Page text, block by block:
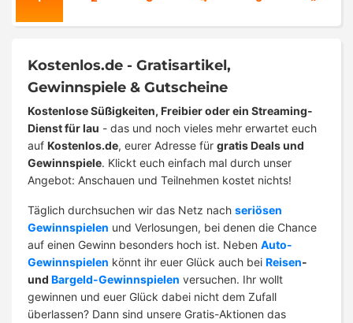
Kostenlos.de - Gratisartikel,
Gewinnspiele & Gutscheine
Kostenlose Süßigkeiten, Freibier oder ein Streaming-
Dienst für lau - das und noch vieles mehr erwartet euch
auf Kostenlos.de, eurer Adresse für gratis Deals und
Gewinnspiele. Klickt euch einfach mal durch unser
Angebot: Anschauen und Teilnehmen kostet nichts!
Täglich durchsuchen wir das Netz nach seriösen
Gewinnspielen und Verlosungen, bei denen die Chance
auf einen Gewinn besonders hoch ist. Neben Auto-
Gewinnspielen könnt ihr euer Glück auch bei Reisen-
und Bargeld-Gewinnspielen versuchen. Ihr wollt
gewinnen und euer Glück dabei nicht dem Zufall
überlassen? Dann sind unsere Gratis-Aktionen das